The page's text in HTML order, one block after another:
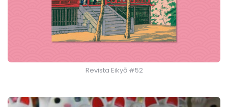
Revista Eikyō #52